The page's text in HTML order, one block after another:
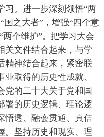
习。进一步深刻领悟“两
国之大者”，增强“四个意
两个维护”。把学习大会
关文件结合起来，与学
精神结合起来，紧密联
取得的历史性成就、
党的二十大关于党和国
署的历史逻辑、理论逻
悟透、融会贯通、真信
。坚持历史和现实、理